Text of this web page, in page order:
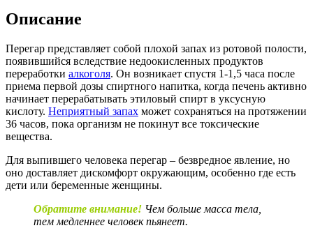
Описание
Перегар представляет собой плохой запах из ротовой полости,
появившийся вследствие недоокисленных продуктов
переработки алкоголя. Он возникает спустя 1-1,5 часа после
приема первой дозы спиртного напитка, когда печень активно
начинает перерабатывать этиловый спирт в уксусную
кислоту. Неприятный запах может сохраняться на протяжении
36 часов, пока организм не покинут все токсические
вещества.
Для выпившего человека перегар – безвредное явление, но
оно доставляет дискомфорт окружающим, особенно где есть
дети или беременные женщины.
Обратите внимание! Чем больше масса тела,
тем медленнее человек пьянеет.